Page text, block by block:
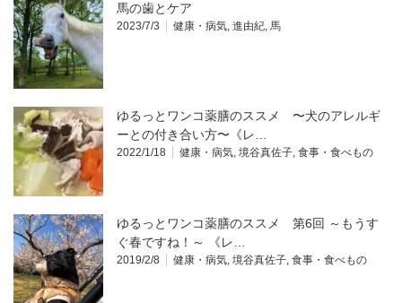
馬の歯とケア
2023/7/3 健康・病気, 進由紀, 馬
ゆるっとワンコ薬膳のススメ 〜犬のアレルギ
ーとの付き合い方〜《レ…
2022/1/18 健康・病気, 境谷真佐子, 食事・食べもの
ゆるっとワンコ薬膳のススメ 第6回 ～もうす
ぐ春ですね！～ 《レ…
2019/2/8 健康・病気, 境谷真佐子, 食事・食べもの